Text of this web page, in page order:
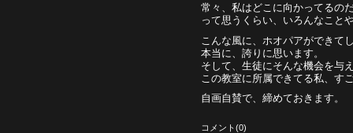
常々、私はどこに向かってるの
って思うくらい、いろんなこと
こんな風に、ホオパアができて
本当に、誇りに思います。
そして、生徒にそんな機会を与
この教室に所属できてる私、す
自画自賛で、締めておきます。
コメント(0)